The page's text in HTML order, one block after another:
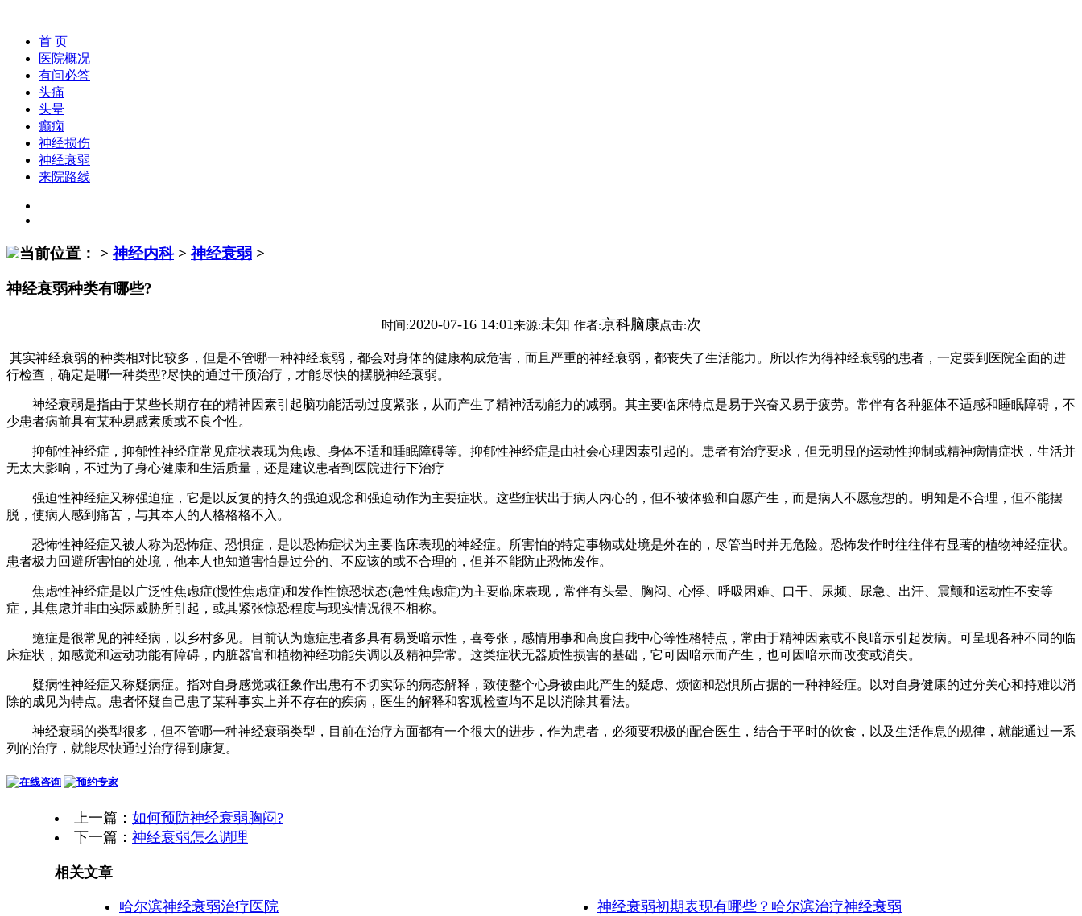
首 页
医院概况
有问必答
头痛
头晕
癫痫
神经损伤
神经衰弱
来院路线
当前位置： >神经内科>神经衰弱 >
神经衰弱种类有哪些?
时间:2020-07-16 14:01来源:未知 作者:京科脑康点击:次
其实神经衰弱的种类相对比较多，但是不管哪一种神经衰弱，都会对身体的健康构成危害，而且严重的神经衰弱，都丧失了生活能力。所以作为得神经衰弱的患者，一定要到医院全面的进
行检查，确定是哪一种类型?尽快的通过干预治疗，才能尽快的摆脱神经衰弱。
神经衰弱是指由于某些长期存在的精神因素引起脑功能活动过度紧张，从而产生了精神活动能力的减弱。其主要临床特点是易于兴奋又易于疲劳。常伴有各种躯体不适感和睡眠障碍，不
少患者病前具有某种易感素质或不良个性。
抑郁性神经症，抑郁性神经症常见症状表现为焦虑、身体不适和睡眠障碍等。抑郁性神经症是由社会心理因素引起的。患者有治疗要求，但无明显的运动性抑制或精神病情症状，生活并
无太大影响，不过为了身心健康和生活质量，还是建议患者到医院进行下治疗
强迫性神经症又称强迫症，它是以反复的持久的强迫观念和强迫动作为主要症状。这些症状出于病人内心的，但不被体验和自愿产生，而是病人不愿意想的。明知是不合理，但不能摆
脱，使病人感到痛苦，与其本人的人格格格不入。
恐怖性神经症又被人称为恐怖症、恐惧症，是以恐怖症状为主要临床表现的神经症。所害怕的特定事物或处境是外在的，尽管当时并无危险。恐怖发作时往往伴有显著的植物神经症状。
患者极力回避所害怕的处境，他本人也知道害怕是过分的、不应该的或不合理的，但并不能防止恐怖发作。
焦虑性神经症是以广泛性焦虑症(慢性焦虑症)和发作性惊恐状态(急性焦虑症)为主要临床表现，常伴有头晕、胸闷、心悸、呼吸困难、口干、尿频、尿急、出汗、震颤和运动性不安等
症，其焦虑并非由实际威胁所引起，或其紧张惊恐程度与现实情况很不相称。
癔症是很常见的神经病，以乡村多见。目前认为癔症患者多具有易受暗示性，喜夸张，感情用事和高度自我中心等性格特点，常由于精神因素或不良暗示引起发病。可呈现各种不同的临
床症状，如感觉和运动功能有障碍，内脏器官和植物神经功能失调以及精神异常。这类症状无器质性损害的基础，它可因暗示而产生，也可因暗示而改变或消失。
疑病性神经症又称疑病症。指对自身感觉或征象作出患有不切实际的病态解释，致使整个心身被由此产生的疑虑、烦恼和恐惧所占据的一种神经症。以对自身健康的过分关心和持难以消
除的成见为特点。患者怀疑自己患了某种事实上并不存在的疾病，医生的解释和客观检查均不足以消除其看法。
神经衰弱的类型很多，但不管哪一种神经衰弱类型，目前在治疗方面都有一个很大的进步，作为患者，必须要积极的配合医生，结合于平时的饮食，以及生活作息的规律，就能通过一系
列的治疗，就能尽快通过治疗得到康复。
上一篇： 如何预防神经衰弱胸闷?
下一篇： 神经衰弱怎么调理
相关文章
哈尔滨神经衰弱治疗医院
神经衰弱初期表现有哪些？哈尔滨治疗神经衰弱